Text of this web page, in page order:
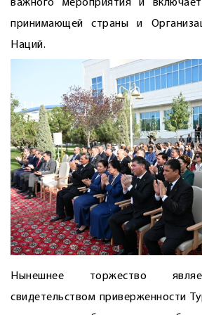
важного мероприятия и
принимающей страны и
Наций.
Нынешнее торжество
свидетельством приверженности